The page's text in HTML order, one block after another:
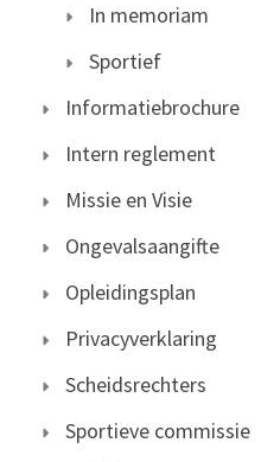
In memoriam
Sportief
Informatiebrochure
Intern reglement
Missie en Visie
Ongevalsaangifte
Opleidingsplan
Privacyverklaring
Scheidsrechters
Sportieve commissie